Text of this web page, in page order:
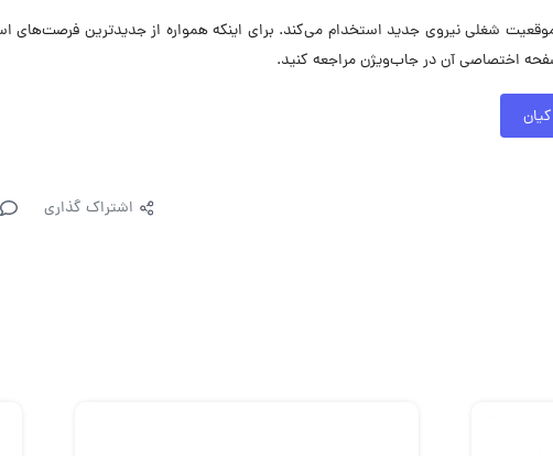
سپیدماکیان در حال حاضر در ۵ موقعیت شغلی نیروی جدید استخدام می‌کند. برای اینکه همواره از جدیدترین
اختصاصی آن در جاب‌ویژن مراجعه کنید.
اشتراک گذاری